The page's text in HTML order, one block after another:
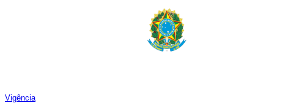
Vigência